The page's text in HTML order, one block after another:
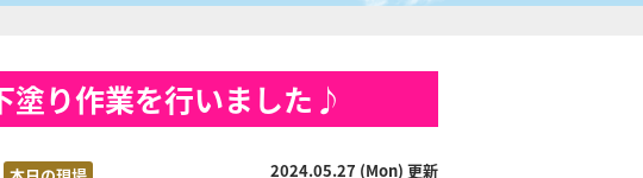
塗り作業を行いました♪
2024.05.27 (Mon) 更新